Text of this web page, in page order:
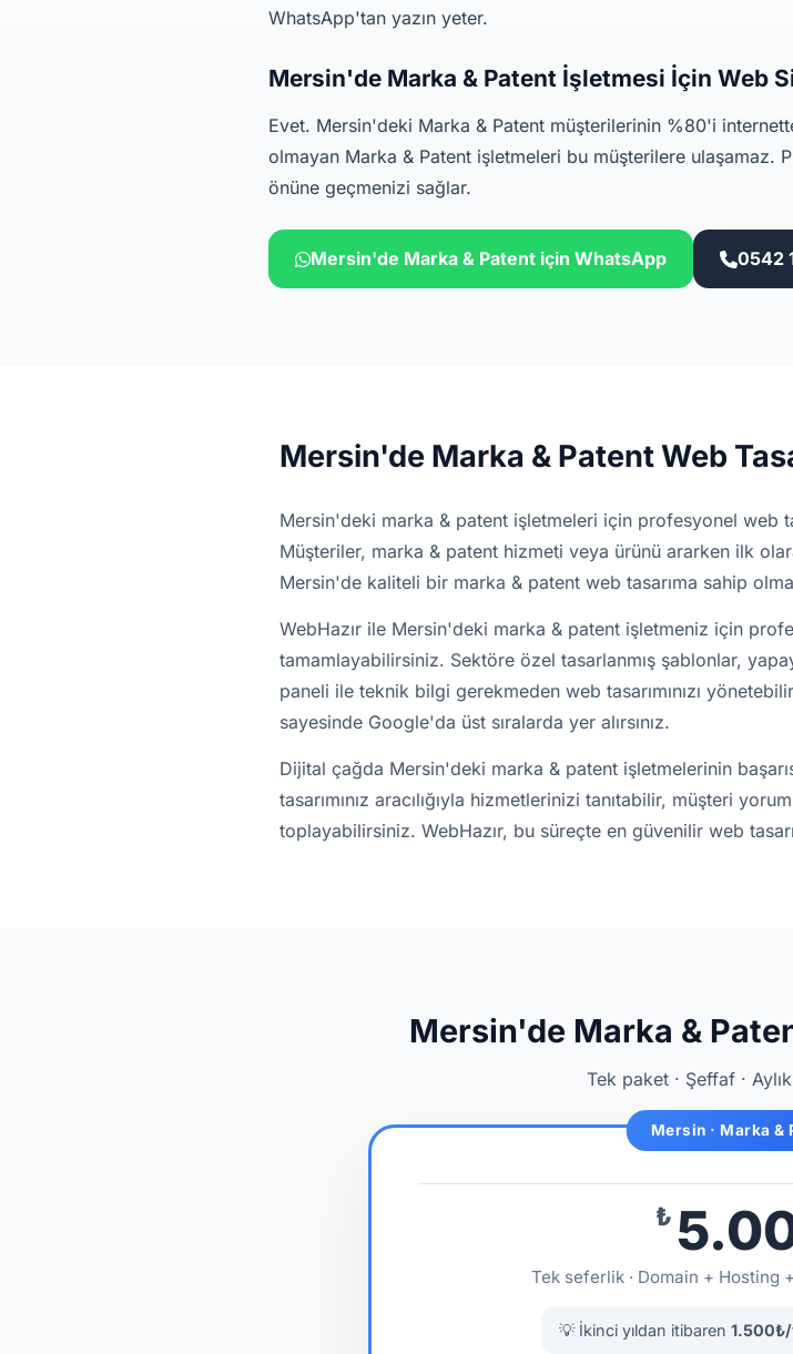
WhatsApp'tan yazın yeter.
Mersin'de Marka & Patent İşletmesi İçin Web
Evet. Mersin'deki Marka & Patent müşterilerinin %80'i
olmayan Marka & Patent işletmeleri bu müşterilere
önüne geçmenizi sağlar.
Mersin'de Marka & Patent için WhatsApp 0542
Mersin'de Marka & Patent Web
Mersin'deki marka & patent işletmeleri için profesyonel web
Müşteriler, marka & patent hizmeti veya ürünü ararken ilk
Mersin'de kaliteli bir marka & patent web tasarıma sahip
WebHazır ile Mersin'deki marka & patent işletmeniz için
tamamlayabilirsiniz. Sektöre özel tasarlanmış şablonlar,
paneli ile teknik bilgi gerekmeden web tasarımınızı
sayesinde Google'da üst sıralarda yer alırsınız.
Dijital çağda Mersin'deki marka & patent işletmelerinin
tasarımınız aracılığıyla hizmetlerinizi tanıtabilir, müşteri
toplayabilirsiniz. WebHazır, bu süreçte en güvenilir web
Mersin'de Marka &
Tek paket · Şeffaf ·
Mersin · Marka &
₺
Tek seferlik · Domain + Hosting
💡 İkinci yıldan itibaren 1.500₺/